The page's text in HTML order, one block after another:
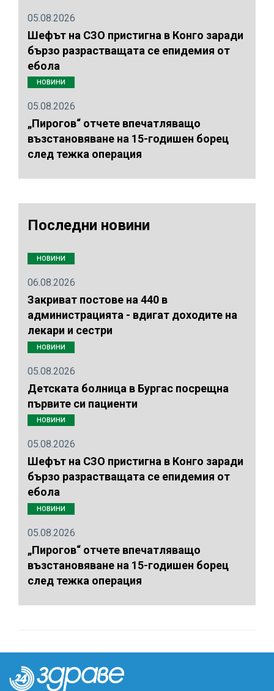
05.08.2026
Шефът на СЗО пристигна в Конго заради
бързо разрастващата се епидемия от
ебола
НОВИНИ
05.08.2026
„Пирогов“ отчете впечатляващо
възстановяване на 15-годишен борец
след тежка операция
Последни новини
НОВИНИ
06.08.2026
Закриват постове на 440 в
администрацията - вдигат доходите на
лекари и сестри
НОВИНИ
05.08.2026
Детската болница в Бургас посрещна
първите си пациенти
НОВИНИ
05.08.2026
Шефът на СЗО пристигна в Конго заради
бързо разрастващата се епидемия от
ебола
НОВИНИ
05.08.2026
„Пирогов“ отчете впечатляващо
възстановяване на 15-годишен борец
след тежка операция